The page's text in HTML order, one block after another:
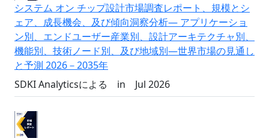
システム オン チップ設計市場調査レポート、規模とシ
ェア、成長機会、及び傾向洞察分析― アプリケーショ
ン別、エンドユーザー産業別、設計アーキテクチャ別、
機能別、技術ノード別、及び地域別―世界市場の見通し
と予測 2026－2035年
SDKI Analyticsによる
in Jul 2026